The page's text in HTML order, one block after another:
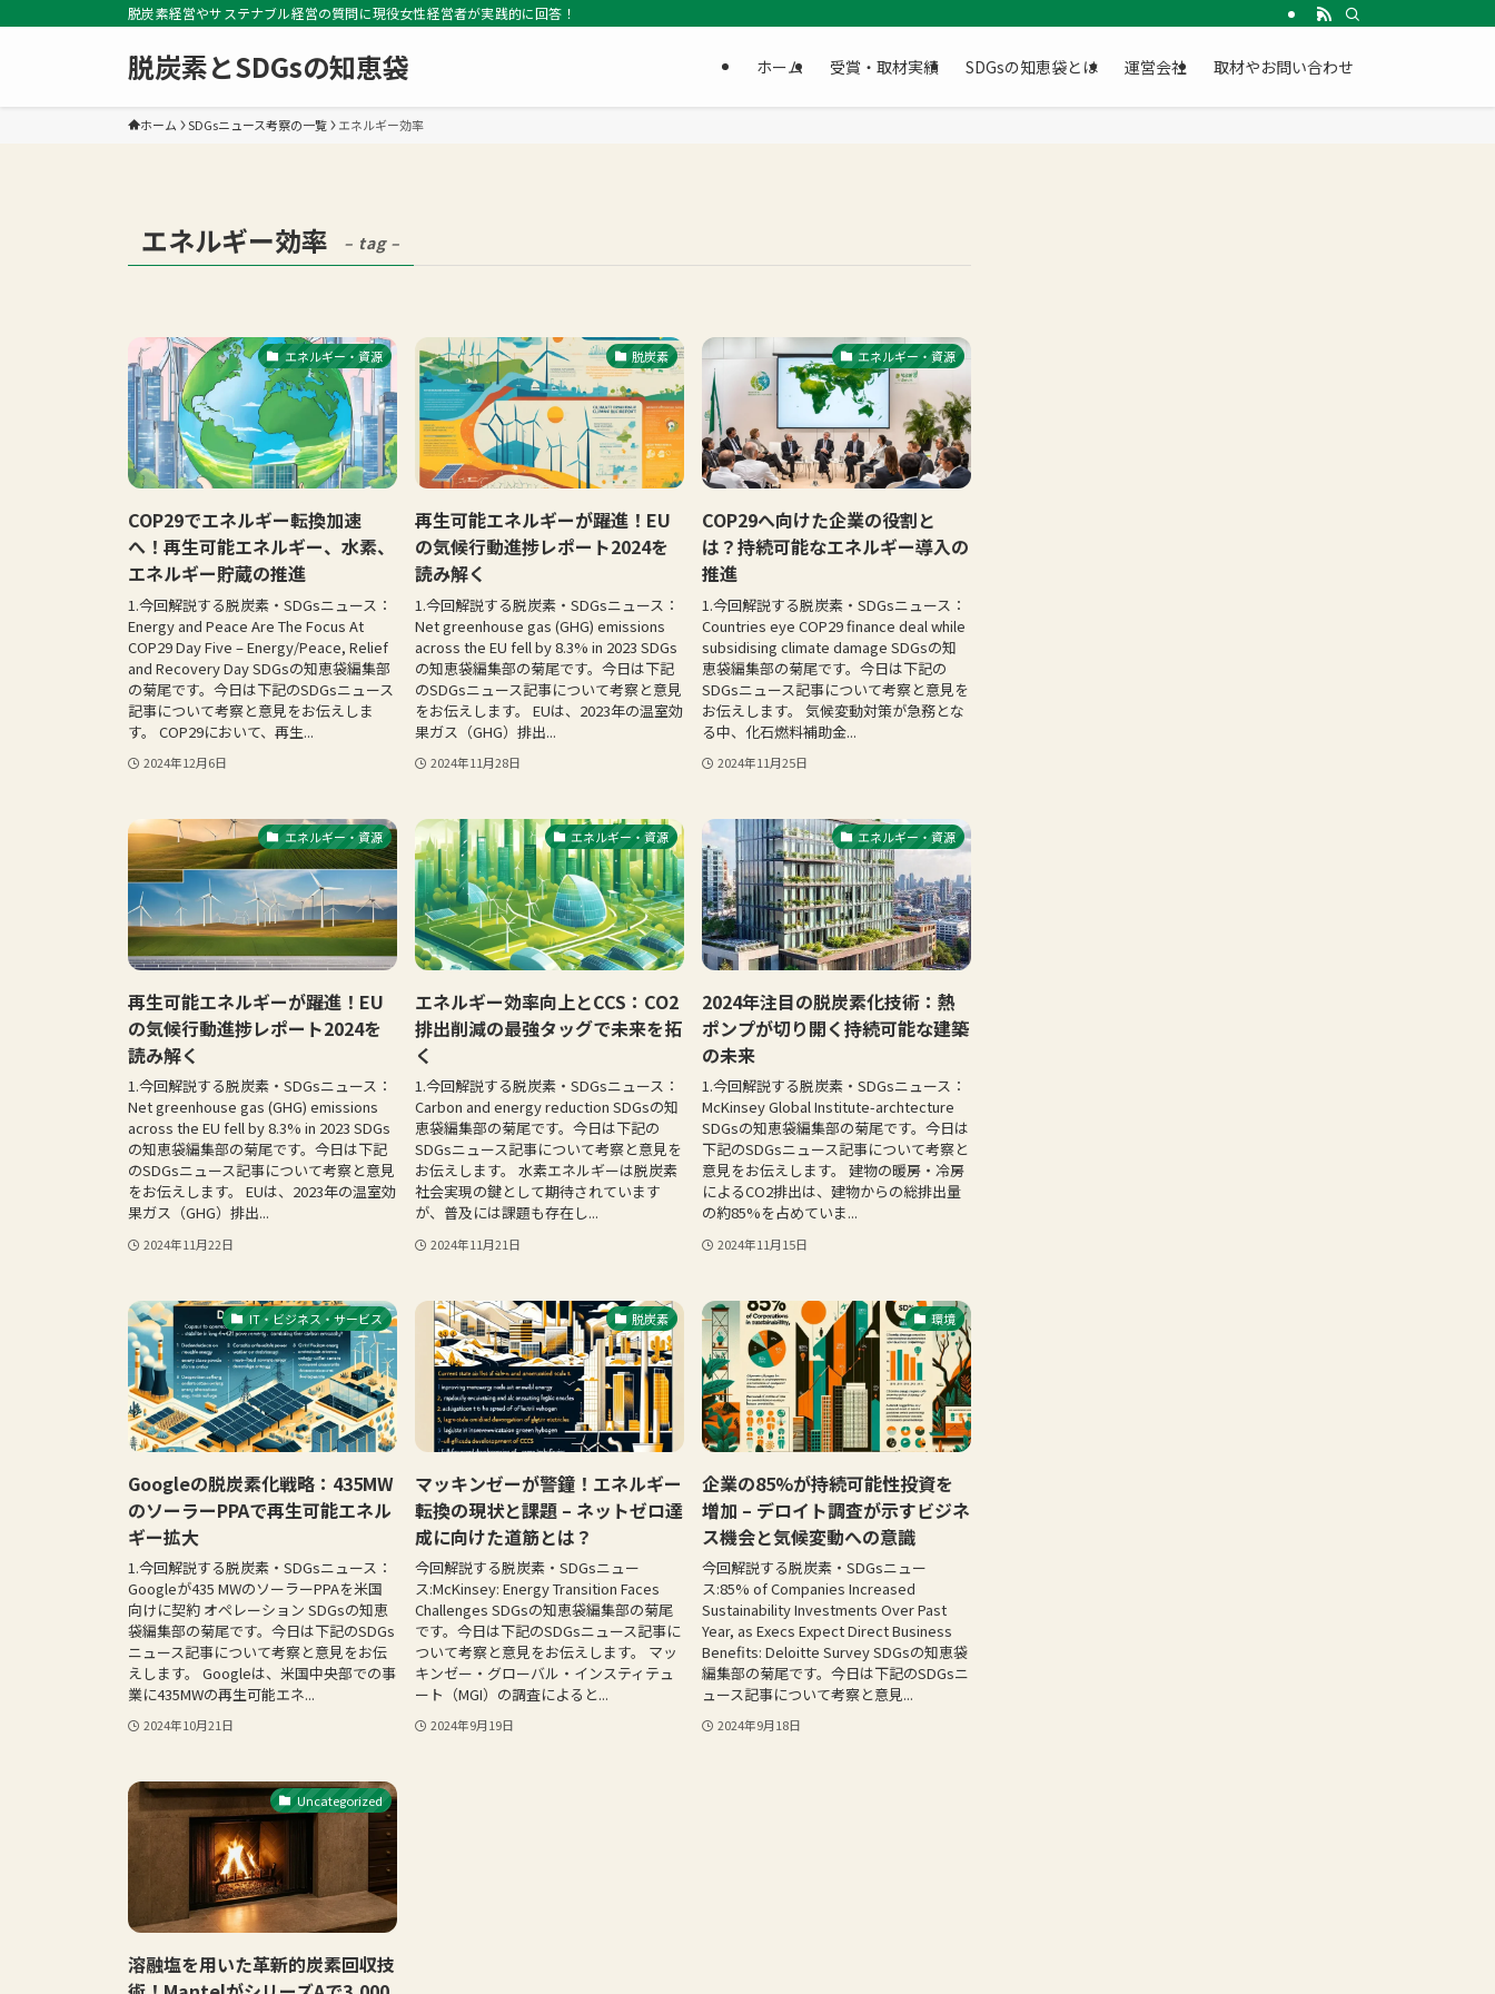
脱炭素経営やサステナブル経営の質問に現役女性経営者が実践的に回答！
脱炭素とSDGsの知恵袋 ホーム 受賞・取材実績 SDGsの知恵袋とは 運営会社 取材やお問い合わせ
ホーム SDGsニュース考察の一覧 エネルギー効率
エネルギー効率 – tag –
エネルギー・資源
COP29でエネルギー転換加速
へ！再生可能エネルギー、水素、
エネルギー貯蔵の推進
1.今回解説する脱炭素・SDGsニュース：
Energy and Peace Are The Focus At
COP29 Day Five – Energy/Peace, Relief
and Recovery Day SDGsの知恵袋編集部
の菊尾です。今日は下記のSDGsニュース
記事について考察と意見をお伝えしま
す。 COP29において、再生...
2024年12月6日
脱炭素
再生可能エネルギーが躍進！EU
の気候行動進捗レポート2024を
読み解く
1.今回解説する脱炭素・SDGsニュース：
Net greenhouse gas (GHG) emissions
across the EU fell by 8.3% in 2023 SDGs
の知恵袋編集部の菊尾です。今日は下記
のSDGsニュース記事について考察と意見
をお伝えします。 EUは、2023年の温室効
果ガス（GHG）排出...
2024年11月28日
エネルギー・資源
COP29へ向けた企業の役割と
は？持続可能なエネルギー導入の
推進
1.今回解説する脱炭素・SDGsニュース：
Countries eye COP29 finance deal while
subsidising climate damage SDGsの知
恵袋編集部の菊尾です。今日は下記の
SDGsニュース記事について考察と意見を
お伝えします。 気候変動対策が急務とな
る中、化石燃料補助金...
2024年11月25日
エネルギー・資源
再生可能エネルギーが躍進！EU
の気候行動進捗レポート2024を
読み解く
1.今回解説する脱炭素・SDGsニュース：
Net greenhouse gas (GHG) emissions
across the EU fell by 8.3% in 2023 SDGs
の知恵袋編集部の菊尾です。今日は下記
のSDGsニュース記事について考察と意見
をお伝えします。 EUは、2023年の温室効
果ガス（GHG）排出...
2024年11月22日
エネルギー・資源
エネルギー効率向上とCCS：CO2
排出削減の最強タッグで未来を拓
く
1.今回解説する脱炭素・SDGsニュース：
Carbon and energy reduction SDGsの知
恵袋編集部の菊尾です。今日は下記の
SDGsニュース記事について考察と意見を
お伝えします。 水素エネルギーは脱炭素
社会実現の鍵として期待されています
が、普及には課題も存在し...
2024年11月21日
エネルギー・資源
2024年注目の脱炭素化技術：熱
ポンプが切り開く持続可能な建築
の未来
1.今回解説する脱炭素・SDGsニュース：
McKinsey Global Institute-archtecture
SDGsの知恵袋編集部の菊尾です。今日は
下記のSDGsニュース記事について考察と
意見をお伝えします。 建物の暖房・冷房
によるCO2排出は、建物からの総排出量
の約85%を占めていま...
2024年11月15日
IT・ビジネス・サービス
Googleの脱炭素化戦略：435MW
のソーラーPPAで再生可能エネル
ギー拡大
1.今回解説する脱炭素・SDGsニュース：
Googleが435 MWのソーラーPPAを米国
向けに契約 オペレーション SDGsの知恵
袋編集部の菊尾です。今日は下記のSDGs
ニュース記事について考察と意見をお伝
えします。 Googleは、米国中央部での事
業に435MWの再生可能エネ...
2024年10月21日
脱炭素
マッキンゼーが警鐘！エネルギー
転換の現状と課題 – ネットゼロ達
成に向けた道筋とは？
今回解説する脱炭素・SDGsニュー
ス:McKinsey: Energy Transition Faces
Challenges SDGsの知恵袋編集部の菊尾
です。今日は下記のSDGsニュース記事に
ついて考察と意見をお伝えします。 マッ
キンゼー・グローバル・インスティテュ
ート（MGI）の調査によると...
2024年9月19日
環境
企業の85%が持続可能性投資を
増加 – デロイト調査が示すビジネ
ス機会と気候変動への意識
今回解説する脱炭素・SDGsニュー
ス:85% of Companies Increased
Sustainability Investments Over Past
Year, as Execs Expect Direct Business
Benefits: Deloitte Survey SDGsの知恵袋
編集部の菊尾です。今日は下記のSDGsニ
ュース記事について考察と意見...
2024年9月18日
Uncategorized
溶融塩を用いた革新的炭素回収技